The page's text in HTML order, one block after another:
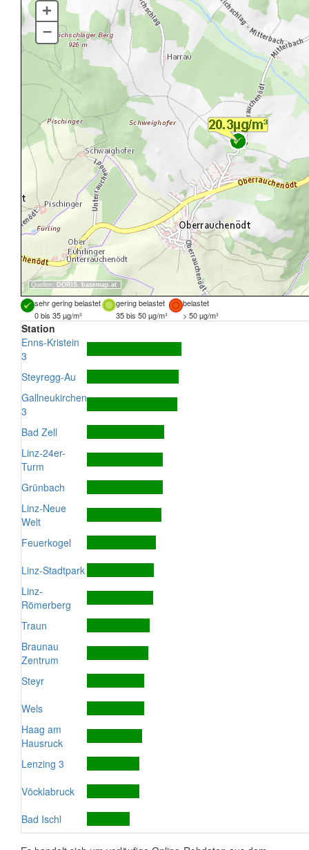
Quellen: DORIS, basemap.at
+
–
sehr gering belastet gering belastet
belastet
0 bis 35 µg/m³
35 bis 50 µg/m³ > 50 µg/m³
Station
Enns-Kristein
3
Steyregg-Au
Gallneukirchen
3
Bad Zell
Linz-24er-
Turm
Grünbach
Linz-Neue
Welt
Feuerkogel
Linz-Stadtpark
Linz-
Römerberg
Traun
Braunau
Zentrum
Steyr
Wels
Haag am
Hausruck
Lenzing 3
Vöcklabruck
Bad Ischl